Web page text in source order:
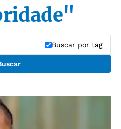
Buscar por tag